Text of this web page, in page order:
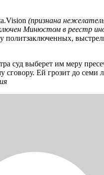
(признана
Минюстом в реестр
суд выберет им меру
сговору. Ей грозит до семи